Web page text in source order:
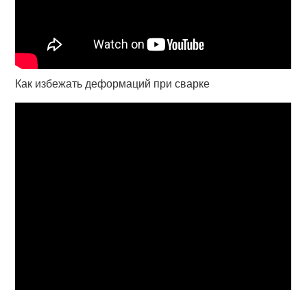
Как избежать деформаций при сварке